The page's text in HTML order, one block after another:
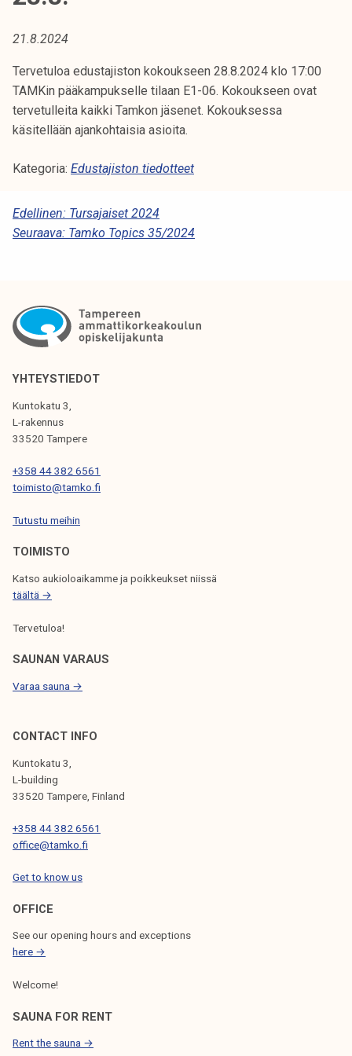
o
r
k
e
k
u
l
i
s
e
l
i
j
k
n
a
21.8.2024
Tervetuloa edustajiston kokoukseen 28.8.2024 klo 17:00
TAMKin pääkampukselle tilaan E1-06. Kokoukseen ovat
tervetulleita kaikki Tamkon jäsenet. Kokouksessa
käsitellään ajankohtaisia asioita.
Kategoria: Edustajiston tiedotteet
A
R
K
K
E
L
I
E
N
S
E
L
A
U
S
Edellinen: Tursajaiset 2024
Seuraava: Tamko Topics 35/2024
YHTEYSTIEDOT
Kuntokatu 3,
L-rakennus
33520 Tampere
+358 44 382 6561
toimisto@tamko.fi
Tutustu meihin
TOIMISTO
Katso aukioloaikamme ja poikkeukset niissä
täältä →
Tervetuloa!
SAUNAN VARAUS
Varaa sauna →
CONTACT INFO
Kuntokatu 3,
L-building
33520 Tampere, Finland
+358 44 382 6561
office@tamko.fi
Get to know us
OFFICE
See our opening hours and exceptions
here →
Welcome!
SAUNA FOR RENT
Rent the sauna →